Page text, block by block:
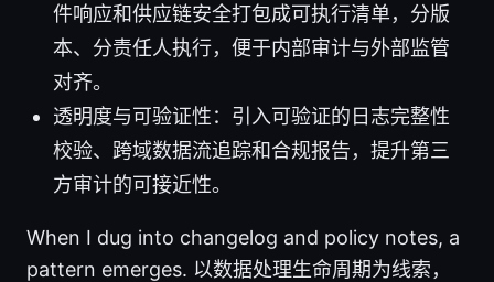
件响应和供应链安全打包成可执行清单，分版
本、分责任人执行，便于内部审计与外部监管
对齐。
透明度与可验证性：引入可验证的日志完整性
校验、跨域数据流追踪和合规报告，提升第三
方审计的可接近性。
When I dug into changelog and policy notes, a
pattern emerges. 以数据处理生命周期为线索，